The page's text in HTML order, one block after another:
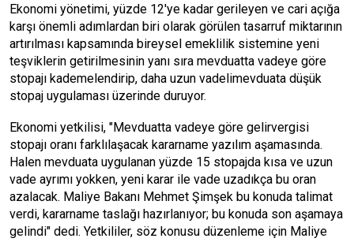
Ekonomi yönetimi, yüzde 12'ye kadar gerileyen ve cari açığa
karşı önemli adımlardan biri olarak görülen tasarruf miktarının
artırılması kapsamında bireysel emeklilik sistemine yeni
teşviklerin getirilmesinin yanı sıra mevduatta vadeye göre
stopajı kademelendirip, daha uzun vadelimevduata düşük
stopaj uygulaması üzerinde duruyor.
Ekonomi yetkilisi, "Mevduatta vadeye göre gelirvergisi
stopajı oranı farklılaşacak kararname yazılım aşamasında.
Halen mevduata uygulanan yüzde 15 stopajda kısa ve uzun
vade ayrımı yokken, yeni karar ile vade uzadıkça bu oran
azalacak. Maliye Bakanı Mehmet Şimşek bu konuda talimat
verdi, kararname taslağı hazırlanıyor; bu konuda son aşamaya
gelindi" dedi. Yetkililer, söz konusu düzenleme için Maliye